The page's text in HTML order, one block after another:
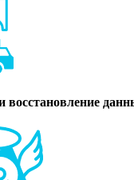
восстановление